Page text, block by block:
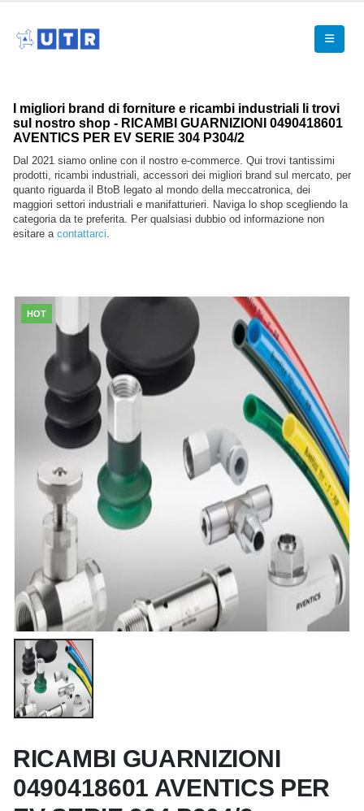
I migliori brand di forniture e ricambi industriali li trovi
sul nostro shop - RICAMBI GUARNIZIONI 0490418601
AVENTICS PER EV SERIE 304 P304/2
Dal 2021 siamo online con il nostro e-commerce. Qui trovi tantissimi
prodotti, ricambi industriali, accessori dei migliori brand sul mercato, per
quanto riguarda il BtoB legato al mondo della meccatronica, dei
maggiori settori industriali e manifatturieri. Naviga lo shop scegliendo la
categoria da te preferita. Per qualsiasi dubbio od informazione non
esitare a contattarci.
HOT
RICAMBI GUARNIZIONI
0490418601 AVENTICS PER